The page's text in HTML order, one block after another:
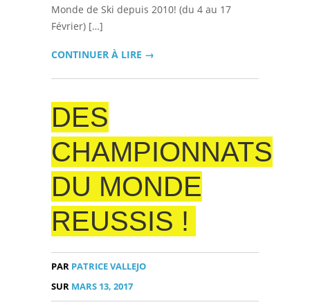
Monde de Ski depuis 2010! (du 4 au 17
Février) […]
CONTINUER À LIRE →
DES
CHAMPIONNATS
DU MONDE
REUSSIS !
PAR PATRICE VALLEJO
SUR MARS 13, 2017